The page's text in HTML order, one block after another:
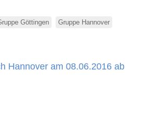
Göttingen Gruppe Hannover
Hannover am 08.06.2016 ab